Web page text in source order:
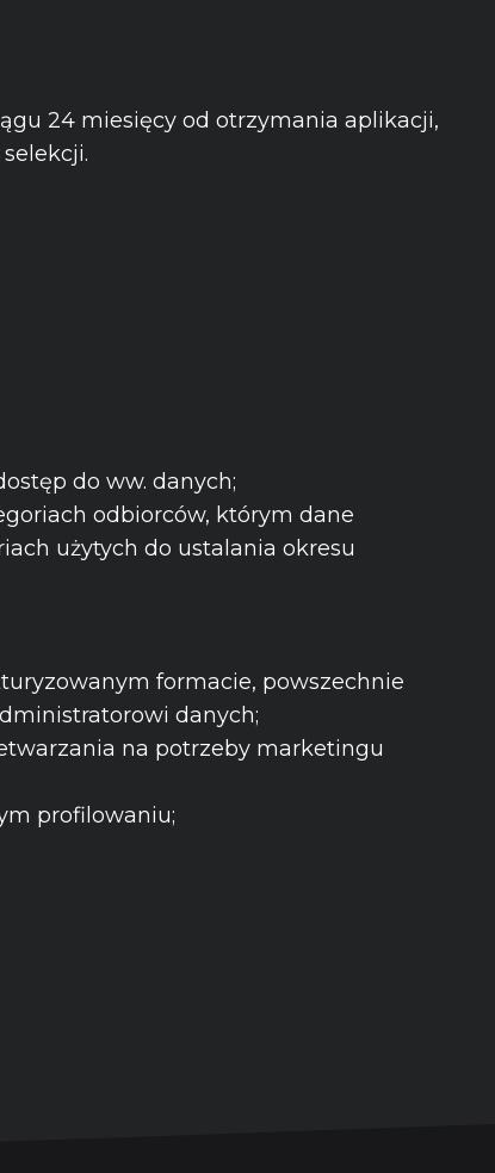
24 miesięcy od otrzymania aplikacji,
do ww. danych;
odbiorców, którym dane
użytych do ustalania okresu
formacie, powszechnie
danych;
na potrzeby marketingu
profilowaniu;